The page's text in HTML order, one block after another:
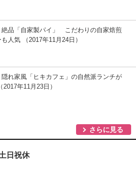
絶品「自家製パイ」 こだわりの自家焙煎
人気 （2017年11月24日）
隠れ家風「ヒキカフェ」の自然派ランチが
2017年11月23日）
さらに見る
日祝休